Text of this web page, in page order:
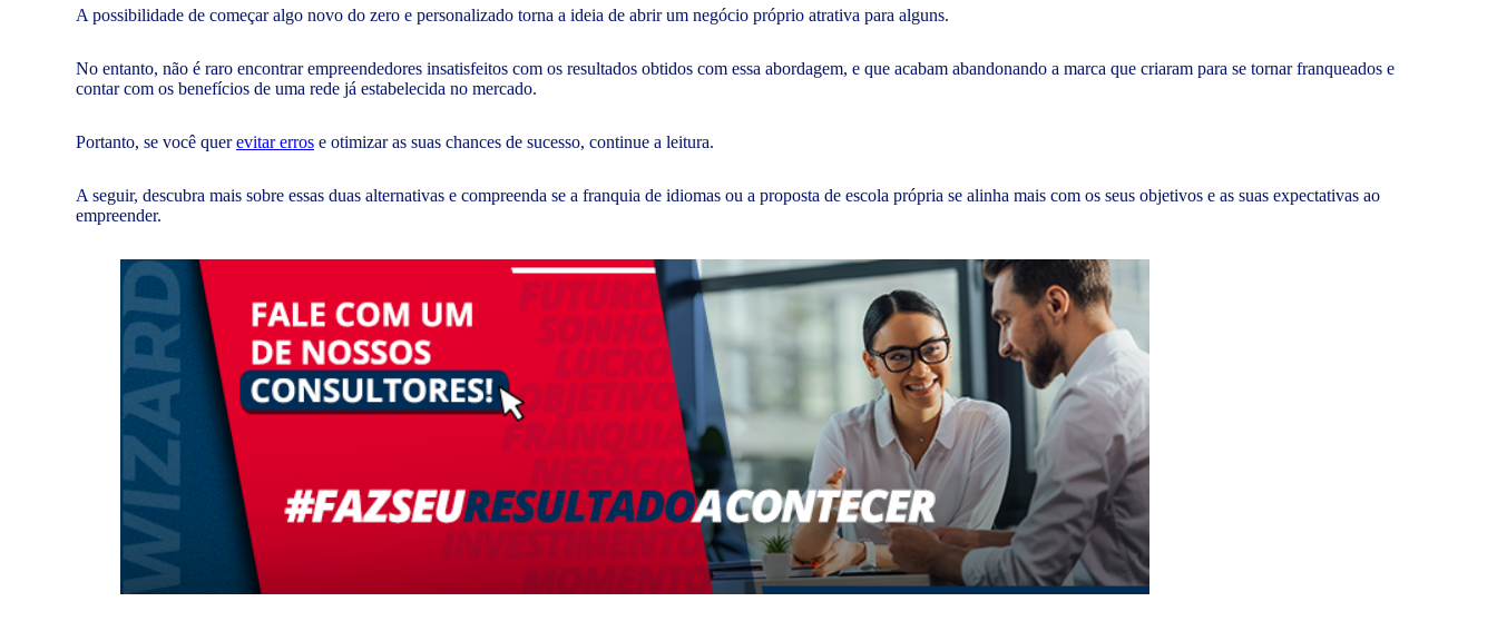
A possibilidade de começar algo novo do zero e personalizado torna a ideia de abrir um negócio próprio atrativa para alguns.
No entanto, não é raro encontrar empreendedores insatisfeitos com os resultados obtidos com essa abordagem, e que acabam abandonando a marca que criaram para se tornar franqueados e
contar com os benefícios de uma rede já estabelecida no mercado.
Portanto, se você querevitar erros e otimizar as suas chances de sucesso, continue a leitura.
A seguir, descubra mais sobre essas duas alternativas e compreenda se a franquia de idiomas ou a proposta de escola própria se alinha mais com os seus objetivos e as suas expectativas ao
empreender.